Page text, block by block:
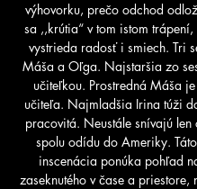
výhovorku, prečo odchod
sa ,,krútia“ v tom istom
vystrieda radosť i smiech. Tri
Máša a Oľga. Najstaršia zo
učiteľkou. Prostredná Máša
učiteľa. Najmladšia Irina túži
pracovitá. Neustále snívajú len
spolu odídu do Ameriky.
inscenácia ponúka pohľad
zaseknutého v čase a priestore,